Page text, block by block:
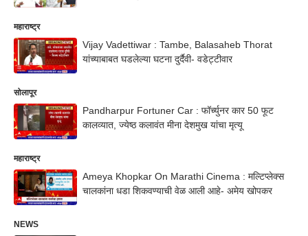
महाराष्ट्र
Vijay Vadettiwar : Tambe, Balasaheb Thorat
यांच्याबाबत घडलेल्या घटना दुर्दैवी- वडेट्टीवार
सोलापूर
Pandharpur Fortuner Car : फॉर्च्युनर कार 50 फूट
कालव्यात, ज्येष्ठ कलावंत मीना देशमुख यांचा मृत्यू
महाराष्ट्र
Ameya Khopkar On Marathi Cinema : मल्टिप्लेक्स
चालकांना धडा शिकवण्याची वेळ आली आहे- अमेय खोपकर
NEWS